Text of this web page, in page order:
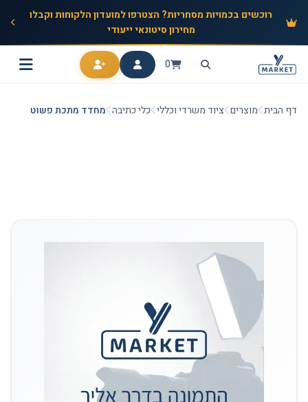
רוכשים בכמויות מסחריות? הצטרפו למועדון הלקוחות וקבלו
מחירון סיטונאי ייעודי
0
דף הבית מוצרים ציוד משרדי וכללי כלי כתיבה מחדד מתכת פשוט